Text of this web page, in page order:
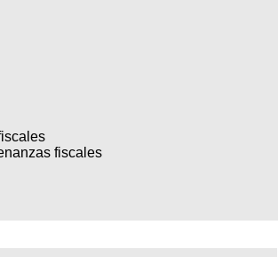
fiscales